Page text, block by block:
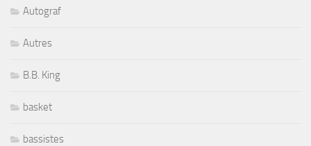
Autograf
Autres
B.B. King
basket
bassistes